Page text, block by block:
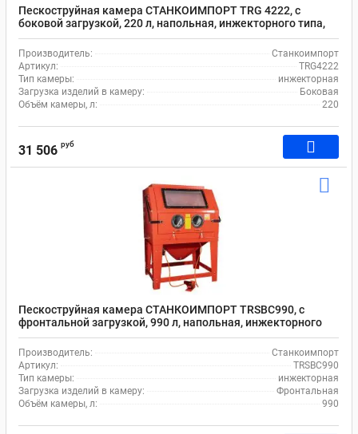
Пескоструйная камера СТАНКОИМПОРТ TRG 4222, с
боковой загрузкой, 220 л, напольная, инжекторного типа,
900х770х200 мм
Производитель:
Станкоимпорт
Артикул:
TRG4222
Тип камеры:
инжекторная
Загрузка изделий в камеру:
Боковая
Объём камеры, л:
220
31 506 руб
Пескоструйная камера СТАНКОИМПОРТ TRSBC990, с
фронтальной загрузкой, 990 л, напольная, инжекторного
типа, 1130x830x820 мм
Производитель:
Станкоимпорт
Артикул:
TRSBC990
Тип камеры:
инжекторная
Загрузка изделий в камеру:
Фронтальная
Объём камеры, л:
990